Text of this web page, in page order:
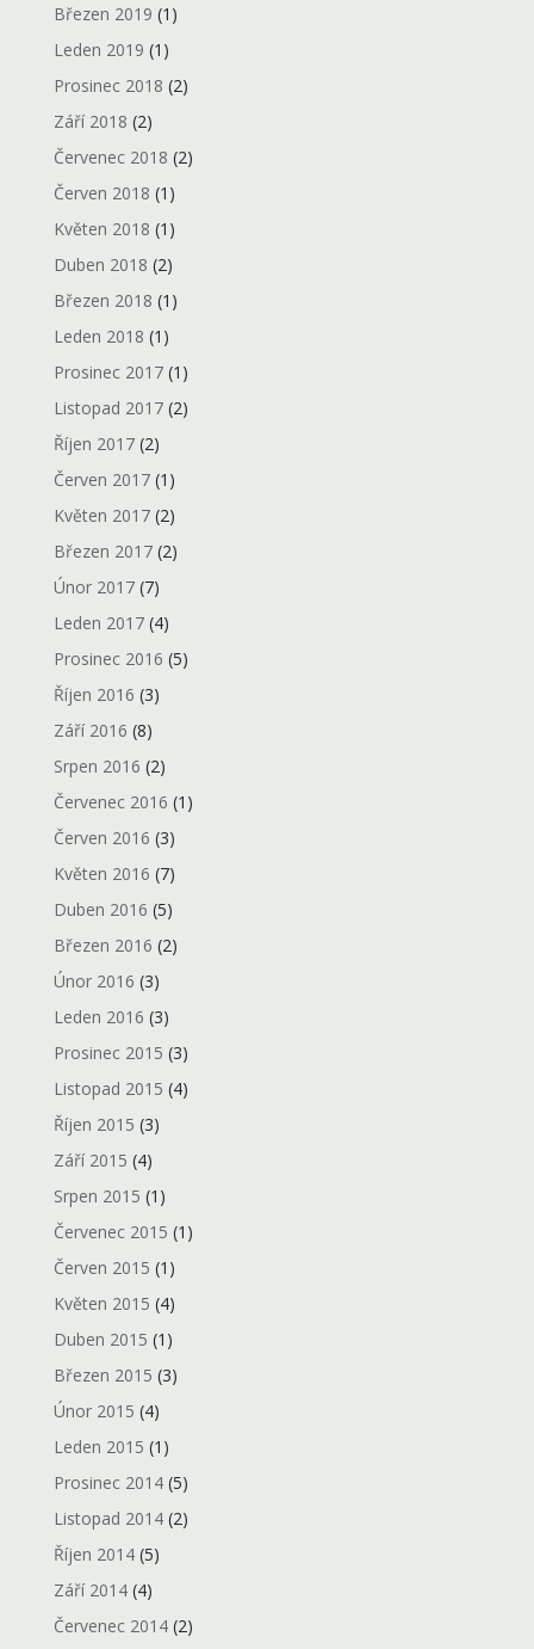
Březen 2019 (1)
Leden 2019 (1)
Prosinec 2018 (2)
Září 2018 (2)
Červenec 2018 (2)
Červen 2018 (1)
Květen 2018 (1)
Duben 2018 (2)
Březen 2018 (1)
Leden 2018 (1)
Prosinec 2017(1)
Listopad 2017(2)
Říjen 2017(2)
Červen 2017(1)
Květen 2017(2)
Březen 2017(2)
Únor 2017(7)
Leden 2017(4)
Prosinec 2016 (5)
Říjen 2016 (3)
Září 2016 (8)
Srpen 2016 (2)
Červenec 2016 (1)
Červen 2016 (3)
Květen 2016 (7)
Duben 2016 (5)
Březen 2016 (2)
Únor 2016 (3)
Leden 2016 (3)
Prosinec 2015 (3)
Listopad 2015 (4)
Říjen 2015 (3)
Září 2015 (4)
Srpen 2015 (1)
Červenec 2015 (1)
Červen 2015 (1)
Květen 2015 (4)
Duben 2015 (1)
Březen 2015 (3)
Únor 2015 (4)
Leden 2015 (1)
Prosinec 2014(5)
Listopad 2014(2)
Říjen 2014(5)
Září 2014(4)
Červenec 2014(2)